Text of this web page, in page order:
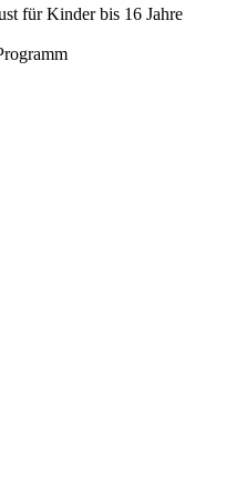
für Kinder bis 16 Jahre